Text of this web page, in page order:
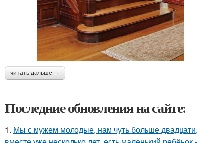
читать дальше →
Последние обновления на сайте:
1. Мы с мужем молодые, нам чуть больше двадцати,